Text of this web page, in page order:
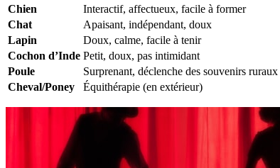
Chien
Interactif, affectueux, facile à former
Chat
Apaisant, indépendant, doux
Lapin
Doux, calme, facile à tenir
Cochon d’Inde Petit, doux, pas intimidant
Poule
Surprenant, déclenche des souvenirs ruraux
Cheval/Poney
Équithérapie (en extérieur)